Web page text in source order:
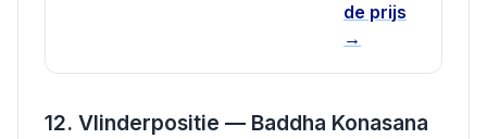
de prijs
→
12. Vlinderpositie — Baddha Konasana